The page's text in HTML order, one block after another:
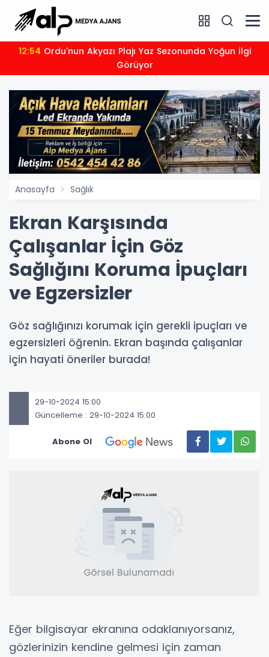
12:54
Görüyor
Anasayfa Sağlık
Ekran Karşısında
Çalışanlar İçin Göz
Sağlığını Koruma İpuçları
ve Egzersizler
Göz sağlığınızı korumak için gerekli ipuçları ve
egzersizleri öğrenin. Ekran başında çalışanlar
için hayati öneriler burada!
29-10-2024 15:00
Güncelleme : 29-10-2024 15:00
Abone Ol
Eğer bilgisayar ekranına odaklanıyorsanız,
gözlerinizin kendine gelmesi için zaman